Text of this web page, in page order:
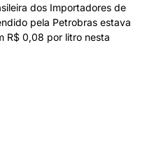
dos Importadores de
pela Petrobras estava
R$ 0,08 por litro nesta